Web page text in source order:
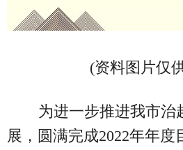
(资料图片仅
为进一步推进我市治
展，圆满完成2022年年度